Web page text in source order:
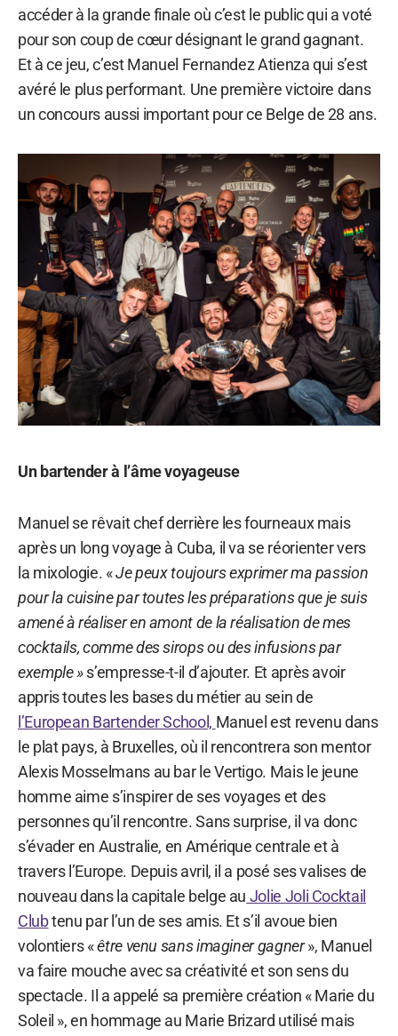
accéder à la grande finale où c’est le public qui a voté
pour son coup de cœur désignant le grand gagnant.
Et à ce jeu, c’est Manuel Fernandez Atienza qui s’est
avéré le plus performant. Une première victoire dans
un concours aussi important pour ce Belge de 28 ans.
Un bartender à l’âme voyageuse
Manuel se rêvait chef derrière les fourneaux mais
après un long voyage à Cuba, il va se réorienter vers
la mixologie. «Je peux toujours exprimer ma passion
pour la cuisine par toutes les préparations que je suis
amené à réaliser en amont de la réalisation de mes
cocktails, comme des sirops ou des infusions par
exemple »s’empresse-t-il d’ajouter. Et après avoir
appris toutes les bases du métier au sein de
l’European Bartender School, Manuel est revenu dans
le plat pays, à Bruxelles, où il rencontrera son mentor
Alexis Mosselmans au bar le Vertigo. Mais le jeune
homme aime s’inspirer de ses voyages et des
personnes qu’il rencontre. Sans surprise, il va donc
s’évader en Australie, en Amérique centrale et à
travers l’Europe. Depuis avril, il a posé ses valises de
nouveau dans la capitale belge au Jolie Joli Cocktail
Clubtenu par l’un de ses amis. Et s’il avoue bien
volontiers «être venu sans imaginer gagner», Manuel
va faire mouche avec sa créativité et son sens du
spectacle. Il a appelé sa première création « Marie du
Soleil », en hommage au Marie Brizard utilisé mais